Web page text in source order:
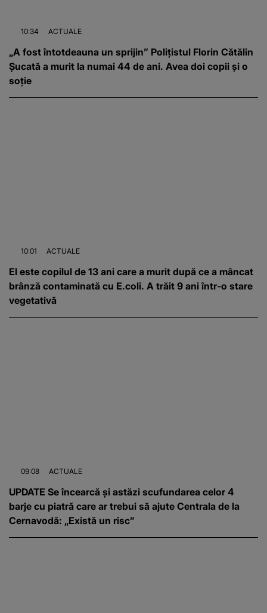
10:34 ACTUALE
„A fost întotdeauna un sprijin” Polițistul Florin Cătălin
Șucată a murit la numai 44 de ani. Avea doi copii și o
soție
10:01 ACTUALE
El este copilul de 13 ani care a murit după ce a mâncat
brânză contaminată cu E.coli. A trăit 9 ani într-o stare
vegetativă
09:08 ACTUALE
UPDATE Se încearcă și astăzi scufundarea celor 4
barje cu piatră care ar trebui să ajute Centrala de la
Cernavodă: „Există un risc”